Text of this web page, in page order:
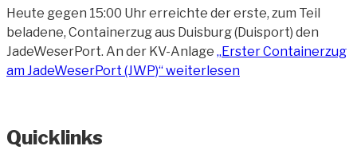
Heute gegen 15:00 Uhr erreichte der erste, zum Teil
beladene, Containerzug aus Duisburg (Duisport) den
JadeWeserPort. An der KV-Anlage „Erster Containerzug
am JadeWeserPort (JWP)“weiterlesen
Quicklinks